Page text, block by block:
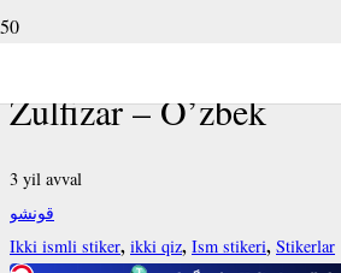
Zulfizar – O’zbek
3 yil avval
قونشو
Ikki ismli stiker, ikki qiz, Ism stikeri, Stikerlar